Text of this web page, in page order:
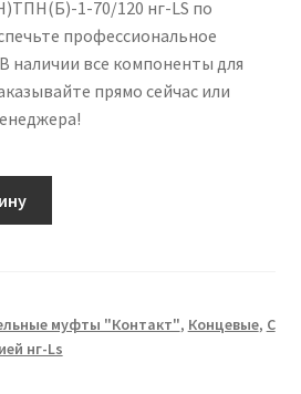
1-70/120 нг-LS по
профессиональное
наличии все компоненты для
прямо сейчас или
муфты "Контакт", Концевые, С
нг-Ls